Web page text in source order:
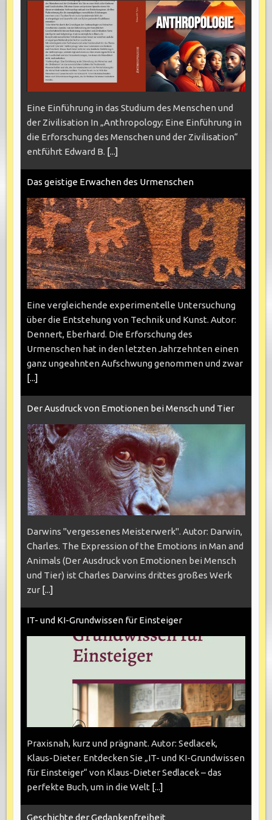
Eine Einführung in das Studium des Menschen und
der Zivilisation In „Anthropology: Eine Einführung in
die Erforschung des Menschen und der Zivilisation“
entführt Edward B. [...]
Das geistige Erwachen des Urmenschen
Eine vergleichende experimentelle Untersuchung
über die Entstehung von Technik und Kunst. Autor:
Dennert, Eberhard. Die Erforschung des
Urmenschen hat in den letzten Jahrzehnten einen
ganz ungeahnten Aufschwung genommen und zwar
[...]
Der Ausdruck von Emotionen bei Mensch und Tier
Darwins "vergessenes Meisterwerk". Autor: Darwin,
Charles. The Expression of the Emotions in Man and
Animals (Der Ausdruck von Emotionen bei Mensch
und Tier) ist Charles Darwins drittes großes Werk
zur [...]
IT- und KI-Grundwissen für Einsteiger
Praxisnah, kurz und prägnant. Autor: Sedlacek,
Klaus-Dieter. Entdecken Sie „IT- und KI-Grundwissen
für Einsteiger“ von Klaus-Dieter Sedlacek – das
perfekte Buch, um in die Welt [...]
Geschichte der Gedankenfreiheit